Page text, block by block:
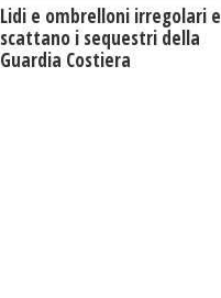
Lidi e ombrelloni irregolari e
scattano i sequestri della
Guardia Costiera